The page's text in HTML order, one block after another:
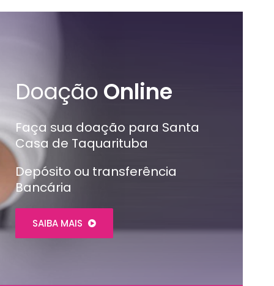
Doação Online
Faça sua doação para Santa
Casa de Taquarituba
Depósito ou transferência
Bancária
SAIBA MAIS